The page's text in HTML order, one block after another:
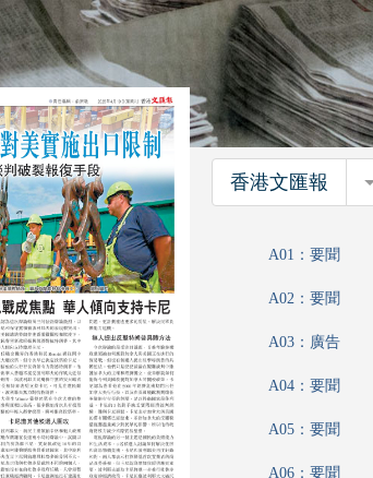
香港文匯報
A01：要聞
A02：要聞
A03：廣告
A04：要聞
A05：要聞
A06：要聞